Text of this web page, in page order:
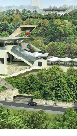
es
t